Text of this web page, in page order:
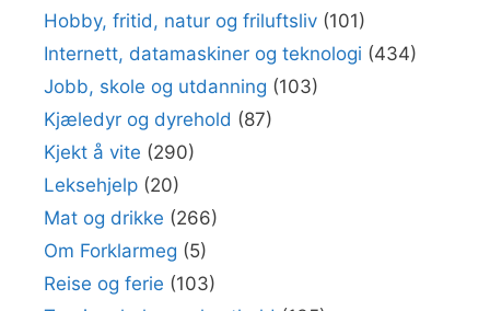
Hobby, fritid, natur og friluftsliv (101)
Internett, datamaskiner og teknologi (434)
Jobb, skole og utdanning (103)
Kjæledyr og dyrehold (87)
Kjekt å vite (290)
Leksehjelp (20)
Mat og drikke (266)
Om Forklarmeg (5)
Reise og ferie (103)